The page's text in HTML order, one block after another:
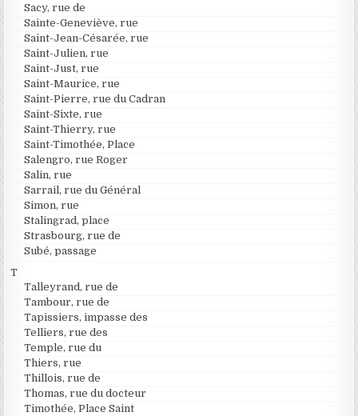
Sacy, rue de
Sainte-Geneviève, rue
Saint-Jean-Césarée, rue
Saint-Julien, rue
Saint-Just, rue
Saint-Maurice, rue
Saint-Pierre, rue du Cadran
Saint-Sixte, rue
Saint-Thierry, rue
Saint-Timothée, Place
Salengro, rue Roger
Salin, rue
Sarrail, rue du Général
Simon, rue
Stalingrad, place
Strasbourg, rue de
Subé, passage
T
Talleyrand, rue de
Tambour, rue de
Tapissiers, impasse des
Telliers, rue des
Temple, rue du
Thiers, rue
Thillois, rue de
Thomas, rue du docteur
Timothée, Place Saint